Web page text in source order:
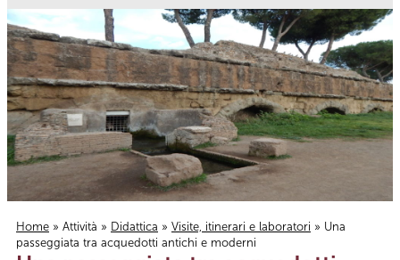
Tu sei qui
Home » Attività » Didattica » Visite, itinerari e laboratori » Una
passeggiata tra acquedotti antichi e moderni